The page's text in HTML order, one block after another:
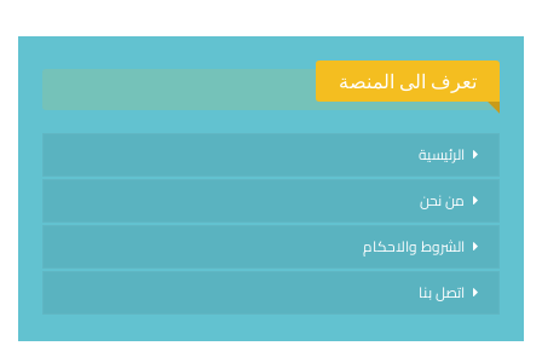
تعرف الى المنصة
الرئيسية
من نحن
الشروط والاحكام
اتصل بنا